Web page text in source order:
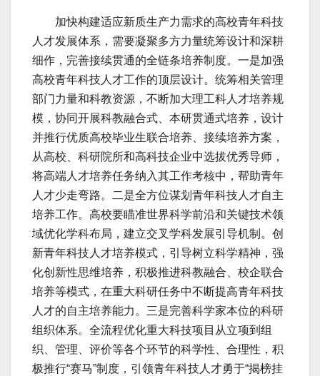
加快构建适应新质生产力需求的高校青年科技
人才发展体系，需要凝聚多方力量统筹设计和深耕
细作，完善接续贯通的全链条培养制度。一是加强
高校青年科技人才工作的顶层设计。统筹相关管理
部门力量和科教资源，不断加大理工科人才培养规
模，协同开展科教融合式、本研贯通式培养，设计
并推行优质高校毕业生联合培养、接续培养方案，
从高校、科研院所和高科技企业中选拔优秀导师，
将高端人才培养任务纳入其工作考核中，帮助青年
人才少走弯路。二是全方位谋划青年科技人才自主
培养工作。高校要瞄准世界科学前沿和关键技术领
域优化学科布局，建立交叉学科发展引导机制。创
新青年科技人才培养模式，引导树立科学精神，强
化创新性思维培养，积极推进科教融合、校企联合
培养等模式，在重大科研任务中不断提高青年科技
人才的自主培养能力。三是完善科学家本位的科研
组织体系。全流程优化重大科技项目从立项到组
织、管理、评价等各个环节的科学性、合理性，积
极推行“赛马”制度，引领青年科技人才勇于“揭榜挂